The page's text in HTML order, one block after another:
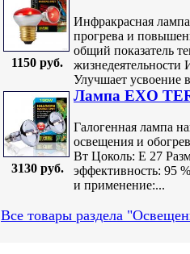
1150 руб.
Инфракрасная
прогрева и
общий показатель
Улучшает усвоение
3130 руб.
Лампа EXO
Галогенная лампа
освещения и
Вт Цоколь: Е 27
эффективность: 95
и применение:...
Все товары раздела